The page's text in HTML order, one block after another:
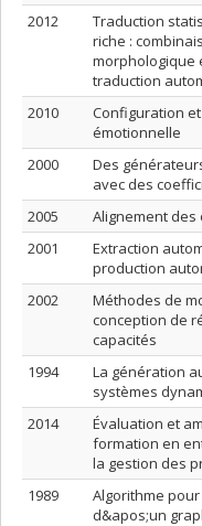
2012
Traduction
riche :
morphologique
traduction
2010
Configuration
émotionnelle
2000
Des
avec des
2005
Alignement des
2001
Extraction
production
2002
Méthodes de
conception de
capacités
1994
La génération
systèmes
2014
Évaluation et
formation en
la gestion des
1989
Algorithme
d&apos;un